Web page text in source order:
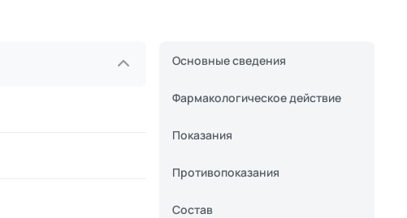
Основные сведения
Фармакологическое действие
Показания
Противопоказания
Состав